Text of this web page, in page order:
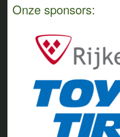
Onze sponsors: